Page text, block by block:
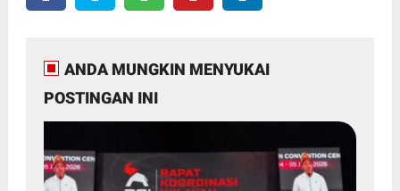
ANDA MUNGKIN MENYUKAI
POSTINGAN INI